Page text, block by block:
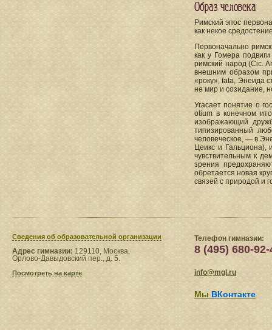
Образ человека
Римский эпос
как некое
Первоначально
как у Гомера
римский народ (Cic.
внешним образом
«року», fata, Энеида
не мир и созидание,
Угасает понятие о
otium в конечном
изображающий
типизированный
человеческое, — в
Цеикс и Гальциона),
чувствительным к
зрения
обретается новая
связей с природой и
Сведения​ об образовательной организации
Адрес гимназии: 129110, Москва,
Орлово-Давыдовский пер., д. 5.
Посмотреть на карте
Телефон гимназии:
8 (495) 680-92-
info@mgl.ru
Мы ВКонтакте